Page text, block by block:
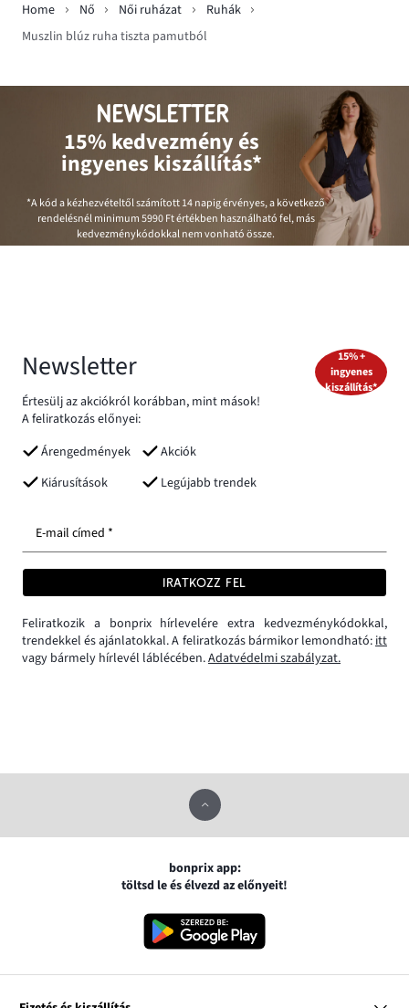
Home Nő Női ruházat
Ruhák
Muszlin blúz ruha tiszta pamutból
NEWSLETTER
15% kedvezmény és
ingyenes kiszállítás*
*A kód a kézhezvételtől számított 14 napig érvényes, a következő
rendelésnél minimum5990 Ftértékben használható fel, más
kedvezménykódokkal nem vonható össze.
Newsletter
Értesülj az akciókról korábban, mint mások!
A feliratkozás előnyei:
Árengedmények
Akciók
Kiárusítások
Legújabb trendek
15% +
ingyenes
kiszállítás*
E-mail címed *
IRATKOZZ FEL
Feliratkozik a bonprix hírlevelére extra kedvezménykódokkal,
trendekkel és ajánlatokkal. A feliratkozás bármikor lemondható:itt
vagy bármely hírlevél láblécében.Adatvédelmi szabályzat.
bonprix app:
töltsd le és élvezd az előnyeit!